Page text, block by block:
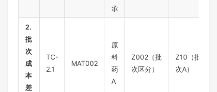
承
2.
批
次
成
本
差
TC-
2.1
MAT002
原
料
药
A
Z002（批
次区分）
Z10（批
次A）